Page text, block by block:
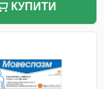
КУПИТИ